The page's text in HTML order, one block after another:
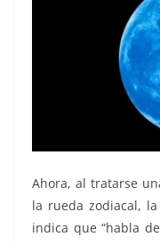
Ahora, al tratarse
la rueda zodiacal,
indica que “habla